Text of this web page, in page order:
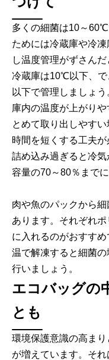
多くの細菌は10～60℃
ためには冷蔵庫や冷
し温度管理がずさん
冷蔵庫は10℃以下、
以下で管理しましょ
庫内の温度が上がり
とめて取り出しやす
時間を短くする工夫
詰め込み過ぎると冷
容量の70～80％までに
肉や魚のパックから
あります。それぞれ
に入れるのがおすす
温で解凍すると細菌
行いましょう。
エコバッグの
とも
環境保護意識の高ま
が増えています。そ